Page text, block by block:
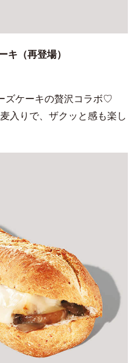
キ（再登場）
ズケーキの贅沢コラボ♡
入りで、ザクッと感も楽し